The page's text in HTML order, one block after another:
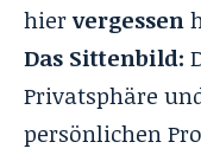
hiervergessen
Das Sittenbild:
Privatsphäre
persönlichen